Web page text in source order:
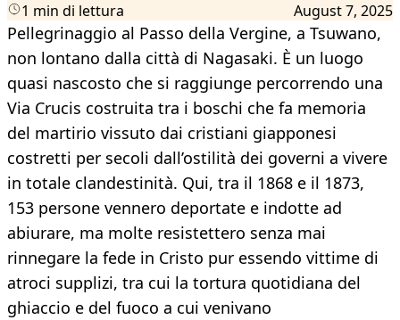
1 min di lettura August 7, 2025
Pellegrinaggio al Passo della Vergine, a Tsuwano,
non lontano dalla città di Nagasaki. È un luogo
quasi nascosto che si raggiunge percorrendo una
Via Crucis costruita tra i boschi che fa memoria
del martirio vissuto dai cristiani giapponesi
costretti per secoli dall’ostilità dei governi a vivere
in totale clandestinità. Qui, tra il 1868 e il 1873,
153 persone vennero deportate e indotte ad
abiurare, ma molte resistettero senza mai
rinnegare la fede in Cristo pur essendo vittime di
atroci supplizi, tra cui la tortura quotidiana del
ghiaccio e del fuoco a cui venivano